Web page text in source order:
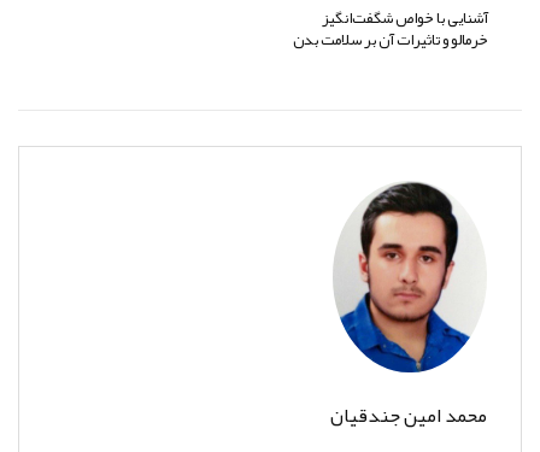
آشنایی با خواص شگفت‌انگیز
خرمالو و تاثیرات آن بر سلامت بدن
محمد امین جندقیان